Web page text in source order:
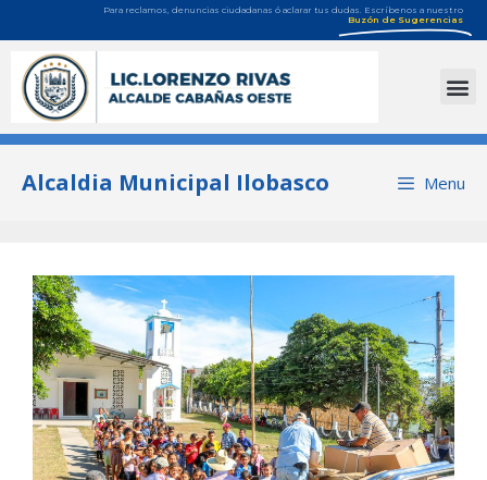
Para reclamos, denuncias ciudadanas ó aclarar tus dudas. Escríbenos a nuestro
Buzón de Sugerencias
Alcaldia Municipal Ilobasco Menu